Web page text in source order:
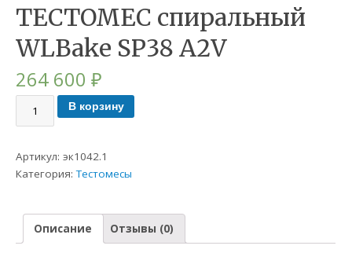
ТЕСТОМЕС спиральный
WLBake SP38 А2V
264 600₽
В корзину
Артикул:эк1042.1
Категория:Тестомесы
Описание Отзывы (0)